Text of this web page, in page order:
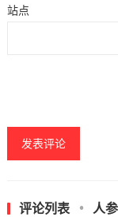
站点
评论列表 人